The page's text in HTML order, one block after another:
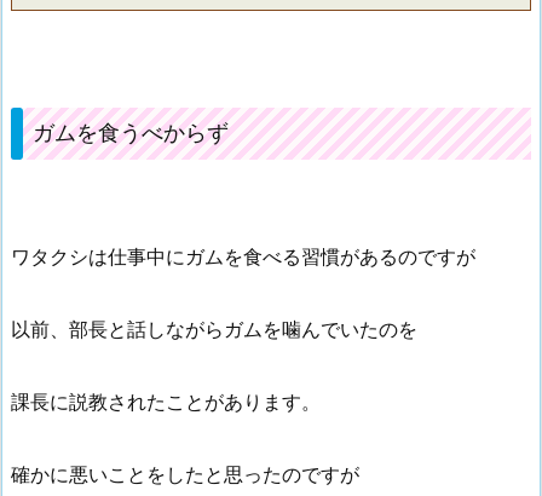
ガムを食うべからず
ワタクシは仕事中にガムを食べる習慣があるのですが
以前、部長と話しながらガムを噛んでいたのを
課長に説教されたことがあります。
確かに悪いことをしたと思ったのですが